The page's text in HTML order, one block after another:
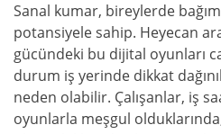
Sanal kumar, bireylerde
potansiyele sahip. Heyecan
gücündeki bu dijital oyunları
durum iş yerinde dikkat
neden olabilir. Çalışanlar, iş
oyunlarla meşgul